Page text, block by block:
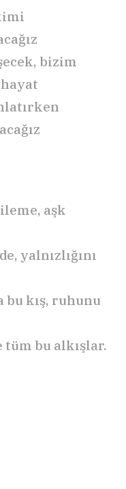
bizim
hayat
aşk
yalnızlığını
bu kış, ruhunu
bu alkışlar.